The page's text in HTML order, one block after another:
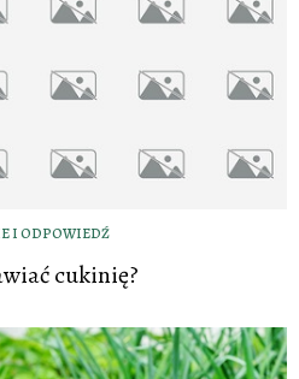
I ODPOWIEDŹ
cukinię?